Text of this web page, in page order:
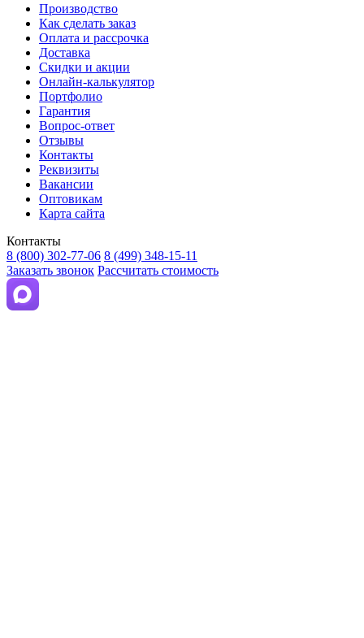
Производство
Как сделать заказ
Оплата и рассрочка
Доставка
Скидки и акции
Онлайн-калькулятор
Портфолио
Гарантия
Вопрос-ответ
Отзывы
Контакты
Реквизиты
Вакансии
Оптовикам
Карта сайта
Контакты
8 (800) 302-77-06 8 (499) 348-15-11
Заказать звонок Рассчитать стоимость